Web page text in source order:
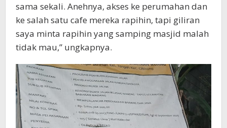
sama sekali. Anehnya, akses ke perumahan dan
ke salah satu cafe mereka rapihin, tapi giliran
saya minta rapihin yang samping masjid malah
tidak mau,” ungkapnya.